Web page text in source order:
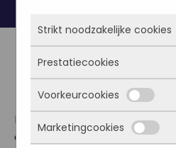
Zelf SEO
Binnenkort starten wij met
online SEO cursussen.
Strikt noodzakelijke cookies
Deze cookies zorgen
überhaupt werkt. Ze zijn
kunnen niet worden
ze alleen geplaatst als jij
inloggen, een formulier
Prestatiecookies
Met deze cookies zien we
bezocht wordt, waar
komen en welke pagina’s
Voorkeurcookies
Deze cookies onthouden
Marketingcookies